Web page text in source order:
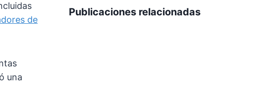
de
una
Publicaciones relacionadas